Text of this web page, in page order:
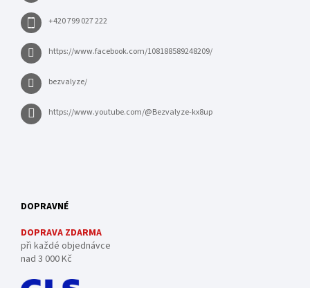
+420 799 027 222
https://www.facebook.com/108188589248209/
bezvalyze/
https://www.youtube.com/@Bezvalyze-kx8up
DOPRAVNÉ
DOPRAVA ZDARMA
při každé objednávce
nad 3 000 Kč